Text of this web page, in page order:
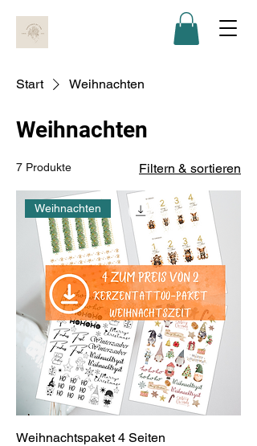
Start Weihnachten
Weihnachten
7 Produkte Filtern & sortieren
Weihnachten
Weihnachtspaket 4 Seiten